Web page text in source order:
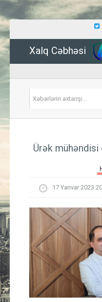
Xalq Cəbhəsi
Ürək
17 Yanvar 2023